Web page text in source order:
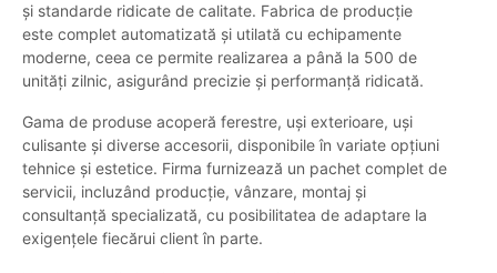
și standarde ridicate de calitate. Fabrica de producție
este complet automatizată și utilată cu echipamente
moderne, ceea ce permite realizarea a până la 500 de
unități zilnic, asigurând precizie și performanță ridicată.
Gama de produse acoperă ferestre, uși exterioare, uși
culisante și diverse accesorii, disponibile în variate opțiuni
tehnice și estetice. Firma furnizează un pachet complet de
servicii, incluzând producție, vânzare, montaj și
consultanță specializată, cu posibilitatea de adaptare la
exigențele fiecărui client în parte.